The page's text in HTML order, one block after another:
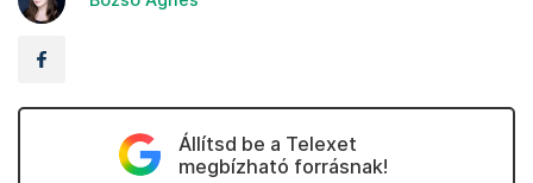
Állítsd be a Telexet
megbízható forrásnak!